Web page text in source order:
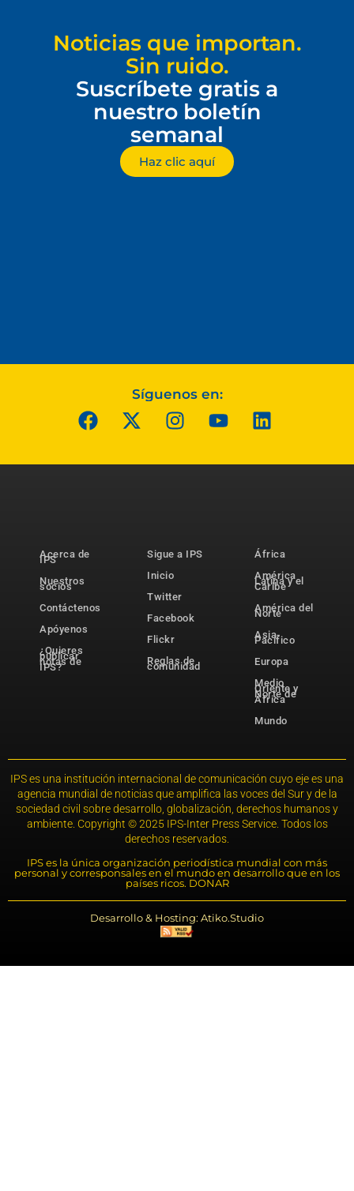
Noticias que importan.
Sin ruido.
Suscríbete gratis a
nuestro boletín
semanal
Haz clic aquí
Síguenos en:
Acerca de
IPS
Nuestros
socios
Contáctenos
Apóyenos
¿Quieres
publicar
notas de
IPS?
Sigue a IPS
Inicio
Twitter
Facebook
Flickr
Reglas de
comunidad
África
América
Latina y el
Caribe
América del
Norte
Asia-
Pacífico
Europa
Medio
Oriente y
Norte de
África
Mundo
IPS es una institución internacional de comunicación cuyo eje es una
agencia mundial de noticias que amplifica las voces del Sur y de la
sociedad civil sobre desarrollo, globalización, derechos humanos y
ambiente. Copyright © 2025 IPS-Inter Press Service. Todos los
derechos reservados.
IPS es la única organización periodística mundial con más
personal y corresponsales en el mundo en desarrollo que en los
países ricos. DONAR
Desarrollo & Hosting: Atiko.Studio